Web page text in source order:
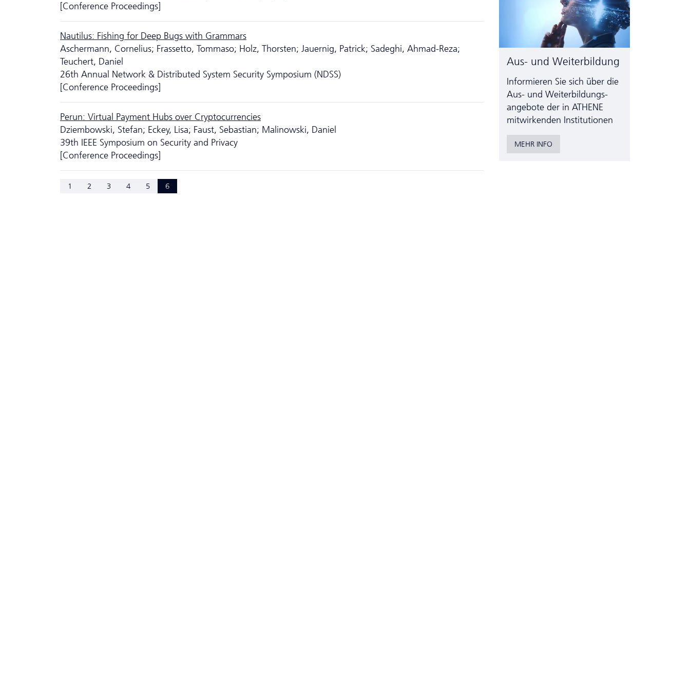
[Conference Proceedings]
Nautilus: Fishing for Deep Bugs with Grammars
Aschermann, Cornelius; Frassetto, Tommaso; Holz, Thorsten; Jauernig, Patrick; Sadeghi, Ahmad-Reza;
Teuchert, Daniel
26th Annual Network & Distributed System Security Symposium (NDSS)
[Conference Proceedings]
Perun: Virtual Payment Hubs over Cryptocurrencies
Dziembowski, Stefan; Eckey, Lisa; Faust, Sebastian; Malinowski, Daniel
39th IEEE Symposium on Security and Privacy
[Conference Proceedings]
1 2 3 4 5 6
Aus- und Weiterbildung
Informieren Sie sich über die
Aus- und Weiter­bildungs­
angebote der in ATHENE
mitwirkenden Institutionen
MEHR INFO